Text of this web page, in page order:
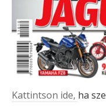
Kattintson ide, ha